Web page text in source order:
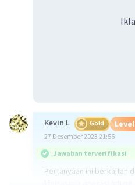
Kevin L Gold
27 Desember 2023 21:56
Jawaban terverifikasi
Pertanyaan ini berkaitan